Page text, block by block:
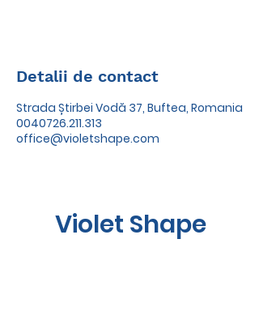
Detalii de contact
Strada Știrbei Vodă 37, Buftea, Romania
0040726.211.313
office@violetshape.com
Violet Shape